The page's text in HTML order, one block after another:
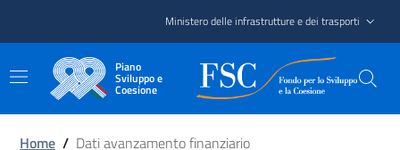
contenuto
principale
Ministero delle infrastrutture e dei trasporti
Piano
Sviluppo e
Coesione
Home / Dati avanzamento finanziario